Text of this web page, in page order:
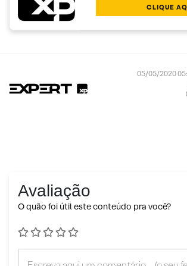
CLIQUE
05/05/2020
Avaliação
O quão foi útil este conteúdo pra você?